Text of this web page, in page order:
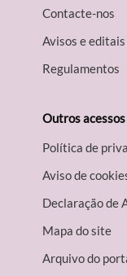
Contacte-nos
Avisos e editais
Regulamentos
Outros acessos
Política de
Aviso de
Declaração de
Mapa do site
Arquivo do